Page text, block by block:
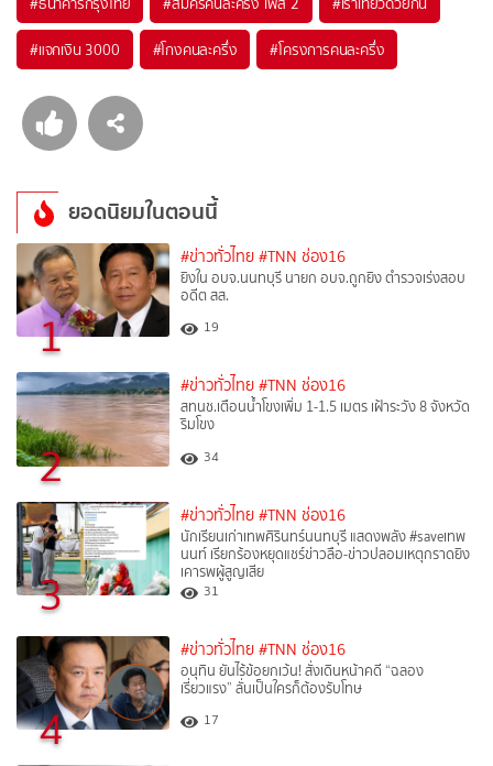
#แจกเงิน 3000 #โกงคนละครึ่ง #โครงการคนละครึ่ง
ยอดนิยมในตอนนี้
1
#ข่าวทั่วไทย #TNN ช่อง16
ยิงใน อบจ.นนทบุรี นายก อบจ.ถูกยิง ตำรวจเร่งสอบ
อดีต สส.
19
2
#ข่าวทั่วไทย #TNN ช่อง16
สทนช.เตือนน้ำโขงเพิ่ม 1-1.5 เมตร เฝ้าระวัง 8 จังหวัด
ริมโขง
34
3
#ข่าวทั่วไทย #TNN ช่อง16
นักเรียนเก่าเทพศิรินทร์นนทบุรี แสดงพลัง #saveเทพ
นนท์ เรียกร้องหยุดแชร์ข่าวลือ-ข่าวปลอมเหตุกราดยิง
เคารพผู้สูญเสีย
31
4
#ข่าวทั่วไทย #TNN ช่อง16
อนุทิน ยันไร้ข้อยกเว้น! สั่งเดินหน้าคดี “ฉลอง
เรี่ยวแรง” ลั่นเป็นใครก็ต้องรับโทษ
17